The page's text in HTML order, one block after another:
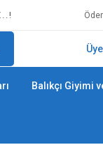
Balıkçı Giyimi